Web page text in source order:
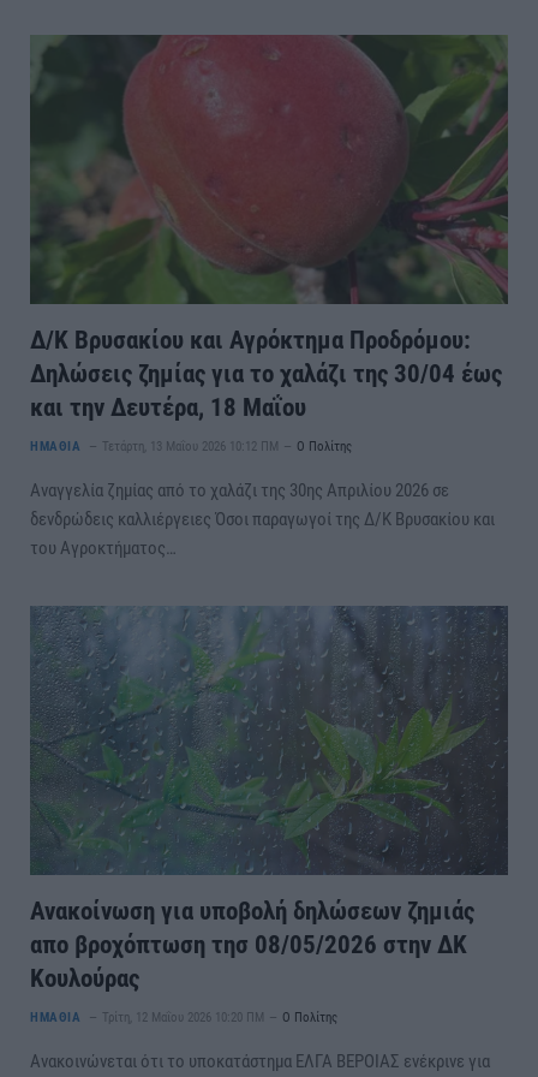
Δ/Κ Βρυσακίου και Αγρόκτημα Προδρόμου:
Δηλώσεις ζημίας για το χαλάζι της 30/04 έως
και την Δευτέρα, 18 Μαΐου
ΗΜΑΘΙΑ Τετάρτη, 13 Μαΐου 2026 10:12 ΠΜ Ο Πολίτης
Αναγγελία ζημίας από το χαλάζι της 30ης Απριλίου 2026 σε
δενδρώδεις καλλιέργειες Όσοι παραγωγοί της Δ/Κ Βρυσακίου και
του Αγροκτήματος…
Ανακοίνωση για υποβολή δηλώσεων ζημιάς
απο βροχόπτωση τησ 08/05/2026 στην ΔΚ
Κουλούρας
ΗΜΑΘΙΑ Τρίτη, 12 Μαΐου 2026 10:20 ΠΜ Ο Πολίτης
Ανακοινώνεται ότι το υποκατάστημα ΕΛΓΑ ΒΕΡΟΙΑΣ ενέκρινε για